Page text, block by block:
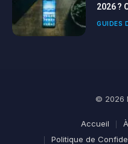
2026 ?
GUIDES
© 2026
Accueil
Politique de